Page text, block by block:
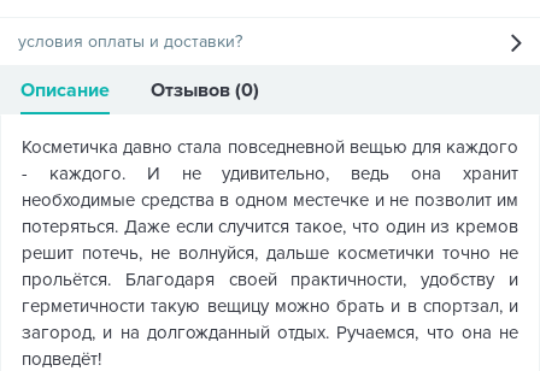
условия оплаты и доставки?
Описание Отзывов (0)
Косметичка давно стала повседневной вещью для каждого
- каждого. И не удивительно, ведь она хранит
необходимые средства в одном местечке и не позволит им
потеряться. Даже если случится такое, что один из кремов
решит потечь, не волнуйся, дальше косметички точно не
прольётся. Благодаря своей практичности, удобству и
герметичности такую вещицу можно брать и в спортзал, и
загород, и на долгожданный отдых. Ручаемся, что она не
подведёт!